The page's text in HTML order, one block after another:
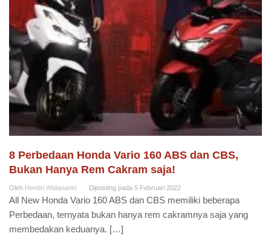
8 Perbedaan Honda Vario 160 ABS dan CBS,
Bukan Hanya Rem Cakram saja!
Oleh Hendri Widananto Diposting pada 5 Februari 2022
All New Honda Vario 160 ABS dan CBS memiliki beberapa
Perbedaan, ternyata bukan hanya rem cakramnya saja yang
membedakan keduanya. […]